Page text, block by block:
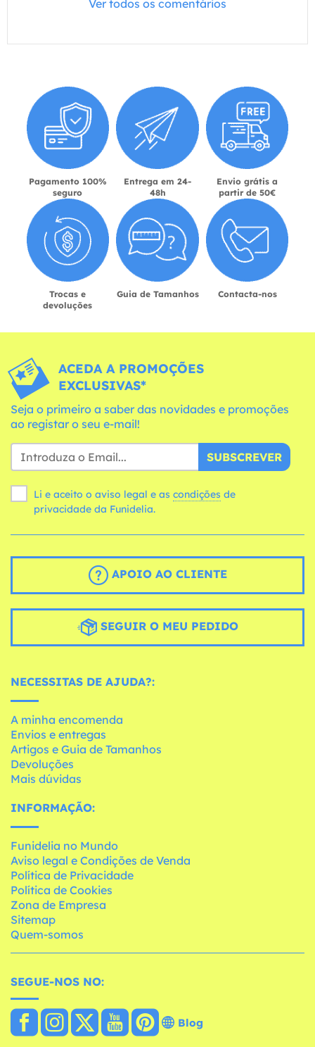
Ver todos os comentários
Pagamento 100%
seguro
Entrega em 24-
48h
Envio grátis a
partir de 50€
Trocas e
devoluções
Guia de Tamanhos Contacta-nos
ACEDA A PROMOÇÕES
EXCLUSIVAS*
Seja o primeiro a saber das novidades e promoções
ao registar o seu e-mail!
SUBSCREVER
Li e aceito o aviso legal e as condições
privacidade da Funidelia.
APOIO AO CLIENTE
SEGUIR O MEU PEDIDO
NECESSITAS DE AJUDA?:
A minha encomenda
Envios e entregas
Artigos e Guia de Tamanhos
Devoluções
Mais dúvidas
INFORMAÇÃO:
Funidelia no Mundo
Aviso legal e Condições de Venda
Política de Privacidade
Política de Cookies
Zona de Empresa
Sitemap
Quem-somos
SEGUE-NOS NO:
Blog